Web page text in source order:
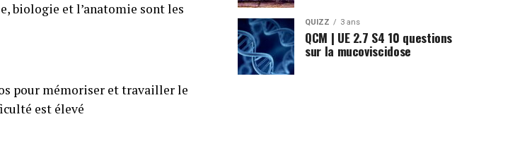
biologie et l’anatomie sont les
pour mémoriser et travailler le
est élevé
QUIZZ 3 ans
QCM | UE 2.7 S4 10 questions
sur la mucoviscidose